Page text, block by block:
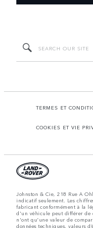
TERMES ET
COOKIES ET VIE
Johnston & Cie, 218 Rue A
indicatif seulement. Les
fabricant conformément à la
d'un véhicule peut différer de
n'ont qu'une valeur de
données techniques, valeurs